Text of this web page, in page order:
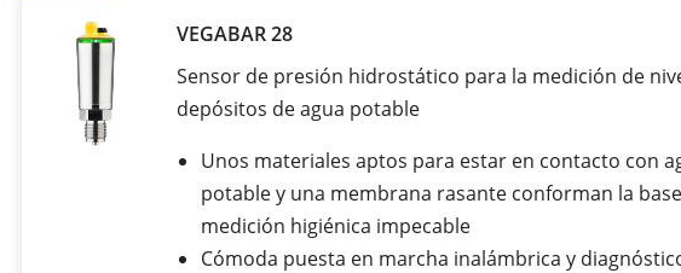
VEGABAR 28
Sensor de presión hidrostático para la medición de
depósitos de agua potable
Unos materiales aptos para estar en contacto con
potable y una membrana rasante conforman la
medición higiénica impecable
Cómoda puesta en marcha inalámbrica y